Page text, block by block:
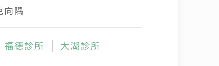
向隅
福德診所 大湖診所